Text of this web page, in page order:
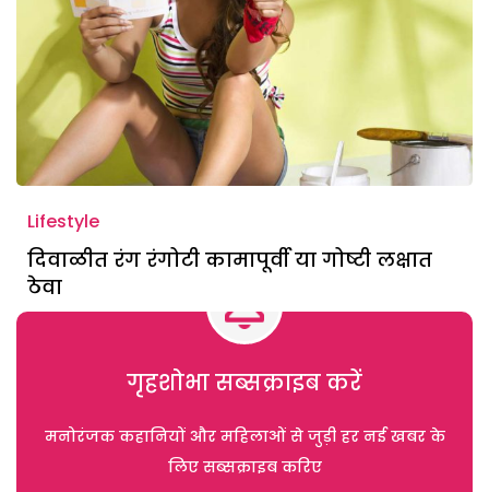
Lifestyle
दिवाळीत रंग रंगोटी कामापूर्वी या गोष्टी लक्षात
ठेवा
गृहशोभा सब्सक्राइब करें
मनोरंजक कहानियों और महिलाओं से जुड़ी हर नई खबर के
लिए सब्सक्राइब करिए